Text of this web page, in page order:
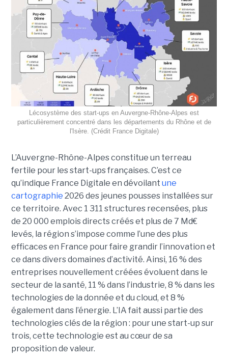
Lécosystème des start-ups en Auvergne-Rhône-Alpes est
particulièrement concentré dans les départements du Rhône et de
l'Isère. (Crédit France Digitale)
L’Auvergne-Rhône-Alpes constitue un terreau
fertile pour les start-ups françaises. C’est ce
qu’indique France Digitale en dévoilant une
cartographie 2026 des jeunes pousses installées sur
ce territoire. Avec 1 311 structures recensées, plus
de 20 000 emplois directs créés et plus de 7 Md€
levés, la région s’impose comme l’une des plus
efficaces en France pour faire grandir l’innovation et
ce dans divers domaines d’activité. Ainsi, 16 % des
entreprises nouvellement créées évoluent dans le
secteur de la santé, 11 % dans l’industrie, 8 % dans les
technologies de la donnée et du cloud, et 8 %
également dans l’énergie. L’IA fait aussi partie des
technologies clés de la région : pour une start-up sur
trois, cette technologie est au cœur de sa
proposition de valeur.